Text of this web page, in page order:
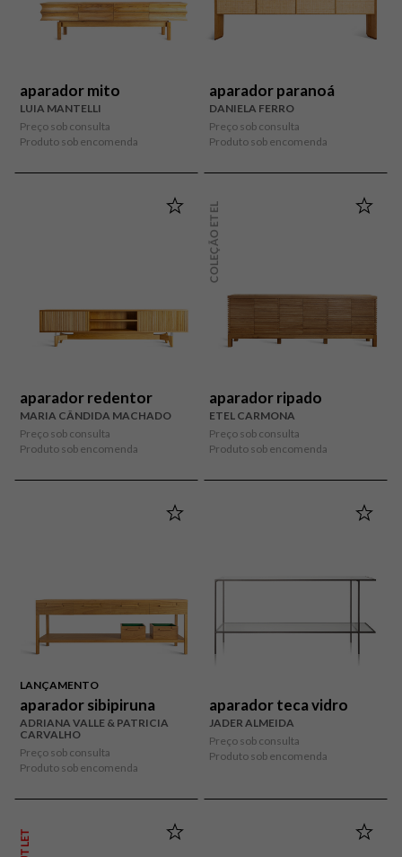
aparador mito
LUIA MANTELLI
Preço sob consulta
Produto sob encomenda
aparador paranoá
DANIELA FERRO
Preço sob consulta
Produto sob encomenda
aparador redentor
MARIA CÂNDIDA MACHADO
Preço sob consulta
Produto sob encomenda
COLEÇÃO ETEL
aparador ripado
ETEL CARMONA
Preço sob consulta
Produto sob encomenda
LANÇAMENTO
aparador sibipiruna
ADRIANA VALLE & PATRICIA
CARVALHO
Preço sob consulta
Produto sob encomenda
aparador teca vidro
JADER ALMEIDA
Preço sob consulta
Produto sob encomenda